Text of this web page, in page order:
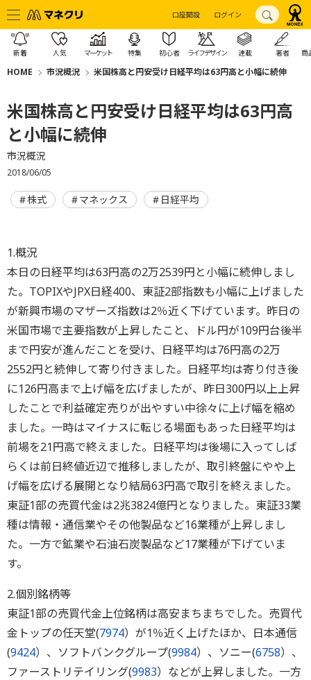
口座開設 ログイン
新着 人気 マーケット 特集 初心者 ライフデザイン 連載 著者 商
HOME 市況概況 米国株高と円安受け日経平均は63円高と小幅に続伸
米国株高と円安受け日経平均は63円高
と小幅に続伸
市況概況
2018/06/05
株式 マネックス 日経平均
1.概況
本日の日経平均は63円高の2万2539円と小幅に続伸しまし
た。TOPIXやJPX日経400、東証2部指数も小幅に上げました
が新興市場のマザーズ指数は2％近く下げています。昨日の
米国市場で主要指数が上昇したこと、ドル円が109円台後半
まで円安が進んだことを受け、日経平均は76円高の2万
2552円と続伸して寄り付きました。日経平均は寄り付き後
に126円高まで上げ幅を広げましたが、昨日300円以上上昇
したことで利益確定売りが出やすい中徐々に上げ幅を縮め
ました。一時はマイナスに転じる場面もあった日経平均は
前場を21円高で終えました。日経平均は後場に入ってしば
らくは前日終値近辺で推移しましたが、取引終盤にやや上
げ幅を広げる展開となり結局63円高で取引を終えました。
東証1部の売買代金は2兆3824億円となりました。東証33業
種は情報・通信業やその他製品など16業種が上昇しまし
た。一方で鉱業や石油石炭製品など17業種が下げていま
す。
2.個別銘柄等
東証1部の売買代金上位銘柄は高安まちまちでした。売買代
金トップの任天堂(7974）が1％近く上げたほか、日本通信
(9424）、ソフトバンクグループ(9984）、ソニー(6758）、
ファーストリテイリング(9983）などが上昇しました。一方